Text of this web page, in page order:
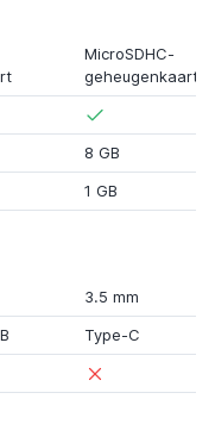
MicroSDHC-
geheugenkaart
8 GB
1 GB
3.5 mm
Type-C